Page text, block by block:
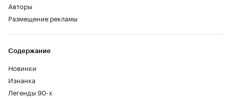
Авторы
Размещение рекламы
Содержание
Новинки
Изнанка
Легенды 90-х